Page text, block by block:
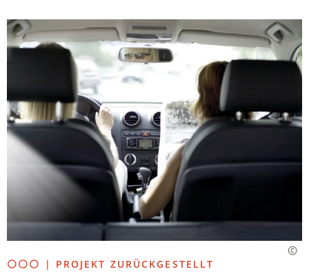
⚪⚪⚪ | PROJEKT ZURÜCKGESTELLT